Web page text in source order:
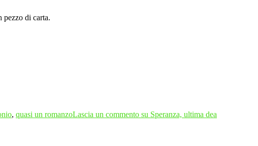
pezzo di carta.
, quasi un romanzoLascia un commento su Speranza, ultima dea